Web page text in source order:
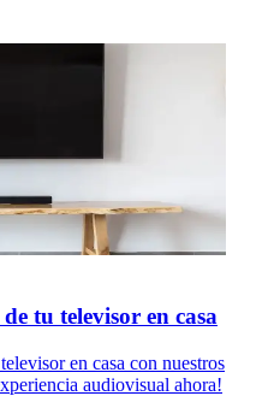
tu televisor en casa
en casa con nuestros
audiovisual ahora!